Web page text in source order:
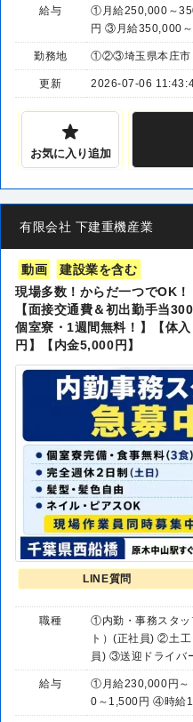
給与
①月給250,000～
円 ③月給350,000
勤務地 ①②③埼玉県本庄市
更新 2026-07-06
お気に入り追加
有限会社 下建重機産業
動画
建設業を含む
現場多数！からだ一つでOK！
【面接交通費＆初出勤手当
個室寮・1週間無料！】【体
円】【内金5,000円】
LINE質問
職種
①内勤・事務スタッ
ト）(正社員) ②土
員) ③送迎ドライバ
給与
①月給230,000円
0～1,500円 ④時給